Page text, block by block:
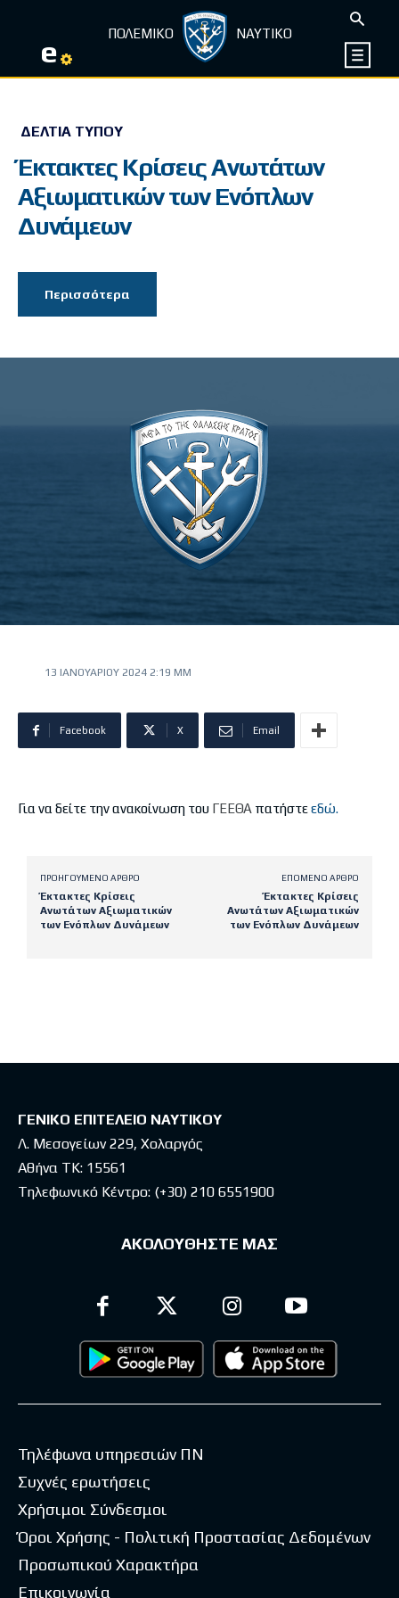
e ΠΟΛΕΜΙΚΟ ΝΑΥΤΙΚΟ
ΔΕΛΤΊΑ ΤΎΠΟΥ
Έκτακτες Κρίσεις Ανωτάτων
Αξιωματικών των Ενόπλων
Δυνάμεων
Περισσότερα
13 ΙΑΝΟΥΑΡΊΟΥ 2024 2:19 ΜΜ
Facebook X Email
Για να δείτε την ανακοίνωση του ΓΕΕΘΑ πατήστεεδώ.
ΠΡΟΗΓΟΎΜΕΝΟ ΆΡΘΡΟ
Έκτακτες Κρίσεις
Ανωτάτων Αξιωματικών
των Ενόπλων Δυνάμεων
ΕΠΌΜΕΝΟ ΆΡΘΡΟ
Έκτακτες Κρίσεις
Ανωτάτων Αξιωματικών
των Ενόπλων Δυνάμεων
ΓΕΝΙΚΟ ΕΠΙΤΕΛΕΙΟ ΝΑΥΤΙΚΟΥ
Λ. Μεσογείων 229, Χολαργός
Αθήνα ΤΚ: 15561
Τηλεφωνικό Κέντρο: (+30) 210 6551900
ΑΚΟΛΟΥΘΗΣΤΕ ΜΑΣ
Τηλέφωνα υπηρεσιών ΠΝ
Συχνές ερωτήσεις
Χρήσιμοι Σύνδεσμοι
Όροι Χρήσης - Πολιτική Προστασίας Δεδομένων
Προσωπικού Χαρακτήρα
Επικοινωνία